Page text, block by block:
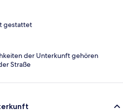
gestattet
der Unterkunft gehören
Straße